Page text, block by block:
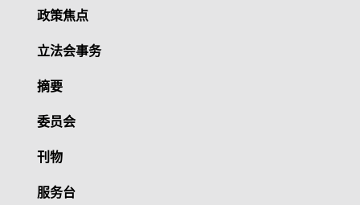
政策焦点
立法会事务
摘要
委员会
刊物
服务台